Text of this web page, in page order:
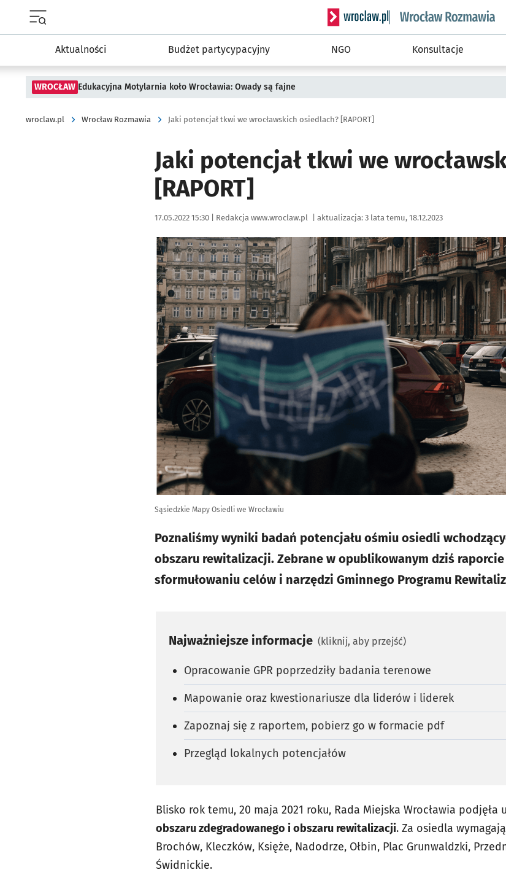
Serwis informacyjny wroclaw.pl
Aktualności Budżet partycypacyjny NGO Konsultacje
WROCŁAW Edukacyjna Motylarnia koło Wrocławia: Owady są fajne
wroclaw.pl Wrocław Rozmawia Jaki potencjał tkwi we wrocławskich osiedlach? [RAPORT]
Jaki potencjał tkwi we
[RAPORT]
Data publikacji:
17.05.2022 15:30 | Autor:
Redakcja www.wroclaw.pl aktualizacja: 3 lata temu, 18.12.2023
Kliknij, aby powiększyć
Sąsiedzkie Mapy Osiedli we Wrocławiu
Poznaliśmy wyniki badań potencjału ośmiu osiedli
obszaru rewitalizacji. Zebrane w opublikowanym dziś
sformułowaniu celów i narzędzi Gminnego Programu
Najważniejsze informacje (kliknij, aby przejść)
Opracowanie GPR poprzedziły badania terenowe
Mapowanie oraz kwestionariusze dla liderów i liderek
Zapoznaj się z raportem, pobierz go w formacie pdf
Przegląd lokalnych potencjałów
Blisko rok temu, 20 maja 2021 roku, Rada Miejska Wrocławia podjęła
obszaru zdegradowanego i obszaru rewitalizacji. Za osiedla
Brochów, Kleczków, Księże, Nadodrze, Ołbin, Plac Grunwaldzki,
Świdnickie.